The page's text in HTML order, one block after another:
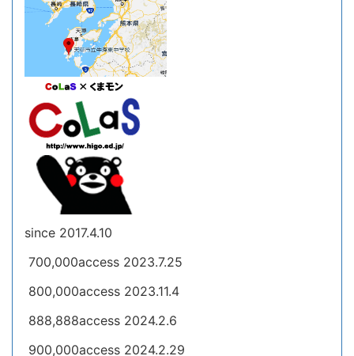
since 2017.4.10
700,000access 2023.7.25
800,000access 2023.11.4
888,888access 2024.2.6
900,000access 2024.2.29